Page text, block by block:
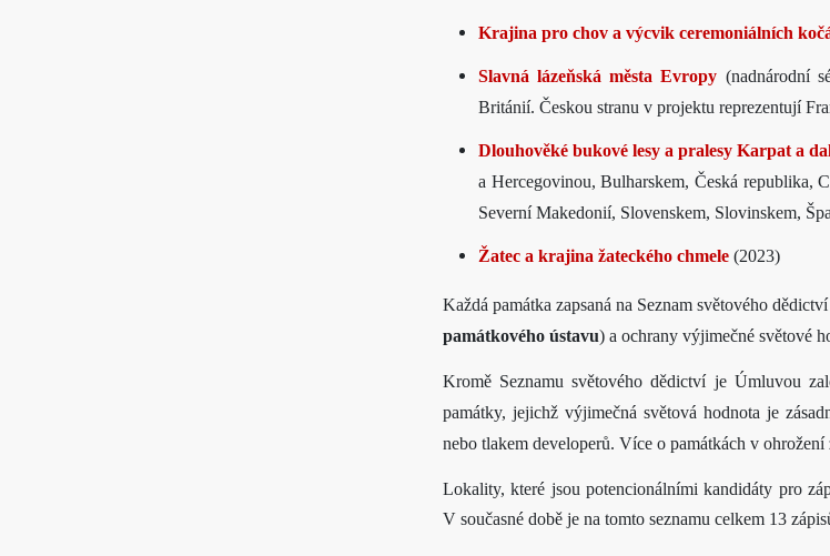
Krajina pro chov a výcvik ceremoniálních
Slavná lázeňská města Evropy (nadnárodní
Británií. Českou stranu v projektu reprezentují
Dlouhověké bukové lesy a pralesy Karpat a
a Hercegovinou, Bulharskem, Česká republika,
Severní Makedonií, Slovenskem, Slovinskem,
Žatec a krajina žateckého chmele (2023)
Každá památka zapsaná na Seznam světového
památkového ústavu) a ochrany výjimečné světové
Kromě Seznamu světového dědictví je Úmluvou
památky, jejichž výjimečná světová hodnota je
nebo tlakem developerů. Více o památkách v ohrožení
Lokality, které jsou potencionálními kandidáty pro
V současné době je na tomto seznamu celkem 13